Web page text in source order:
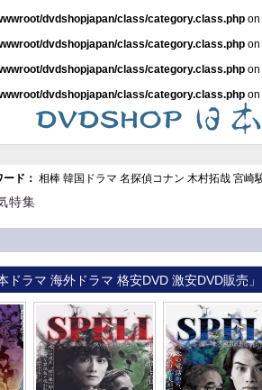
dvdshopjapan/class/category.class.php on
dvdshopjapan/class/category.class.php on
dvdshopjapan/class/category.class.php on
dvdshopjapan/class/category.class.php on
ド： 相棒 韓国ドラマ 名探偵コナン 木村拓哉 宮崎
特集
ドラマ 海外ドラマ 格安DVD 激安DVD販売」